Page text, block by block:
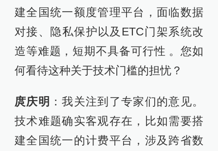
建全国统一额度管理平台，面临数据
对接、隐私保护以及ETC门架系统改
造等难题，短期不具备可行性 。您如
何看待这种关于技术门槛的担忧？
庹庆明 ：我关注到了专家们的意见。
技术难题确实客观存在，比如需要搭
建全国统一的计费平台，涉及跨省数